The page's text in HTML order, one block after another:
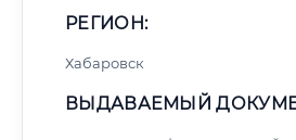
РЕГИОН:
Хабаровск
ВЫДАВАЕМЫЙ